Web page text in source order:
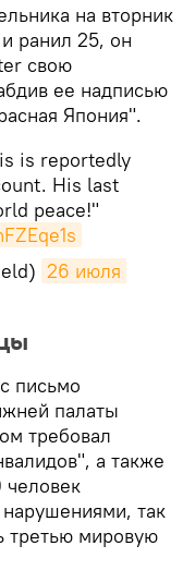
на вторник
ранил 25, он
свою
ее надписью
Япония".
is reportedly
His last
peace!"
26 июля
письмо
палаты
требовал
а также
человек
так
третью мировую